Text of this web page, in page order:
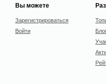
Вы можете
Зарегистрироваться
Войти